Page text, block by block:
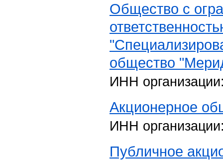
Общество с
общество
ИНН
Акционерное
ИНН
Публичное